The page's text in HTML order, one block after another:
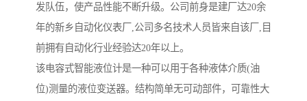
发队伍，使产品性能不断升级。公司前身是建厂达20余
年的新乡自动化仪表厂,公司多名技术人员皆来自该厂,目
前拥有自动化行业经验达20年以上。
该电容式智能液位计是一种可以用于各种液体介质(油
位)测量的液位变送器。结构简单无可动部件，可靠性大